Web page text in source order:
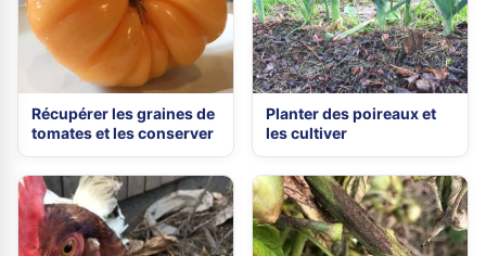
Récupérer les graines de
tomates et les conserver
Planter des poireaux et
les cultiver